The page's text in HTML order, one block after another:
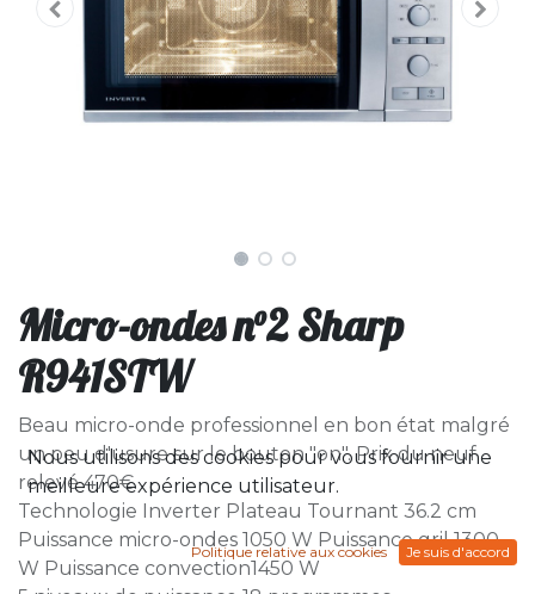
Micro-ondes n°2 Sharp
R941STW
Beau micro-onde professionnel en bon état malgré
un peu d'usure sur le bouton "on". Prix du neuf
relevé 470€.
Technologie Inverter Plateau Tournant 36.2 cm
Puissance micro-ondes 1050 W Puissance gril 1300
W Puissance convection1450 W
Nous utilisons des cookies pour vous fournir une
meilleure expérience utilisateur.
Politique relative aux cookies Je suis d'accord